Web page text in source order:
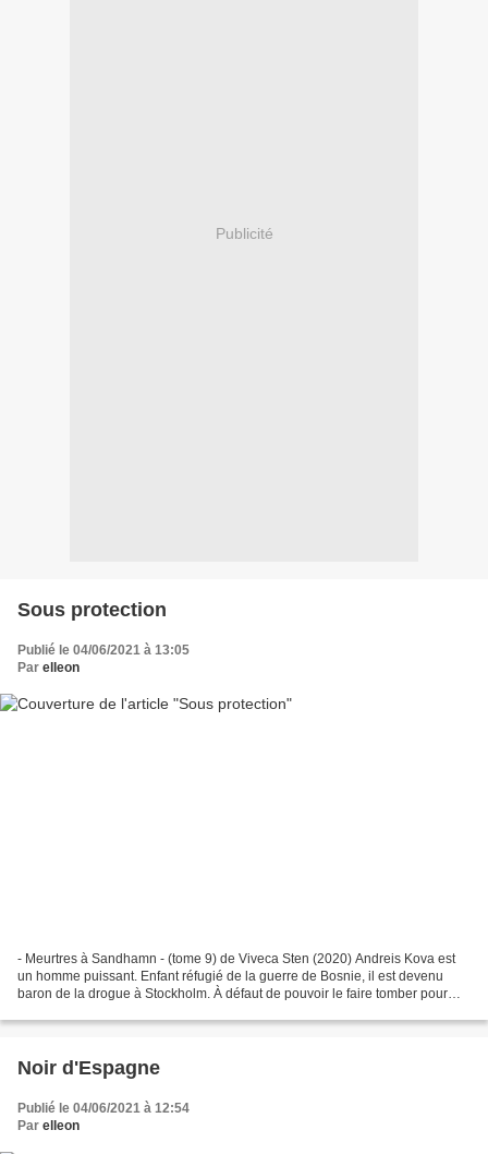
Publicité
Sous protection
Publié le 04/06/2021 à 13:05
Par elleon
- Meurtres à Sandhamn - (tome 9) de Viveca Sten (2020) Andreis Kova est
un homme puissant. Enfant réfugié de la guerre de Bosnie, il est devenu
baron de la drogue à Stockholm. À défaut de pouvoir le faire tomber pour
Noir d'Espagne
Publié le 04/06/2021 à 12:54
Par elleon